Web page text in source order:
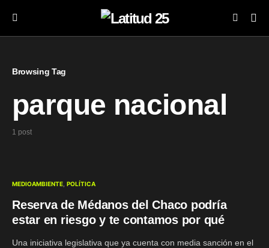
Browsing Tag
parque nacional
1 post
MEDIOAMBIENTE POLÍTICA
Reserva de Médanos del Chaco podría
estar en riesgo y te contamos por qué
Una iniciativa legislativa que ya cuenta con media sanción en el